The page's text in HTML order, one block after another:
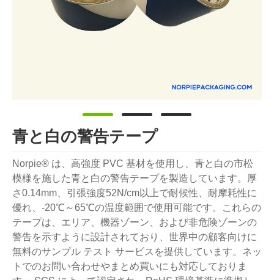
青と白の警告テープ
Norpie® は、高強度 PVC 基材を使用し、青と白の市松
模様を施した青と白の警告テープを製造しています。厚
さ0.14mm、引張強度52N/cm以上で耐候性、耐摩耗性に
優れ、-20℃～65℃の温度範囲で使用可能です。これらの
テープは、エリア、機器ゾーン、および非危険ゾーンの
警告を示すように設計されており、世界中の顧客向けに
無料のサンプル テスト サービスを提供しています。ネッ
トでのお問い合わせやまとめ買いにも対応しておりま